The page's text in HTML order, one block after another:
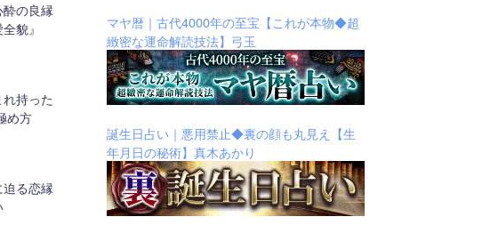
酔の良縁
貌』
持った
め方
る恋縁
マヤ暦｜古代4000年の至宝【これが本物◆超
緻密な運命解読技法】弓玉
誕生日占い｜悪用禁止◆裏の顔も丸見え【生
年月日の秘術】真木あかり